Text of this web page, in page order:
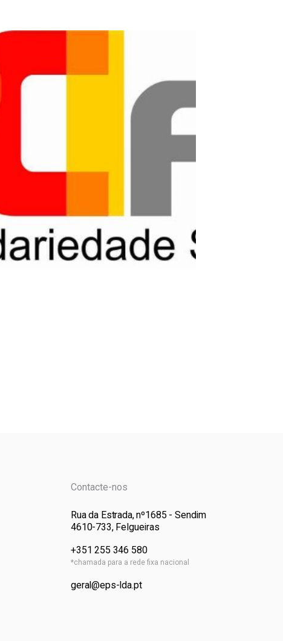
Contacte-nos
Rua da Estrada, nº1685 - Sendim
4610-733, Felgueiras
+351 255 346 580
*chamada para a rede fixa nacional
geral@eps-lda.pt